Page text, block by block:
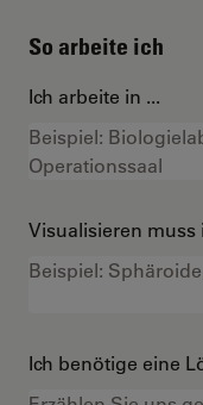
So arbeite ich
Ich arbeite in ...
Visualisieren muss
Ich benötige eine